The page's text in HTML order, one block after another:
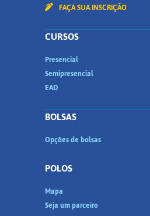
FAÇA SUA INSCRIÇÃO
CURSOS
Presencial
Semipresencial
EAD
BOLSAS
Opções de bolsas
POLOS
Mapa
Seja um parceiro